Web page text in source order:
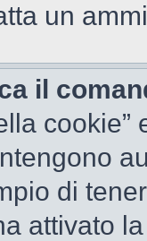
un
il
di
attivato